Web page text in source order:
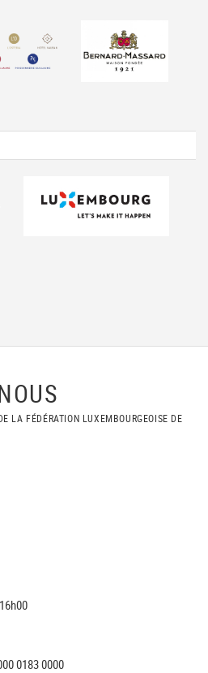
LA FÉDÉRATION LUXEMBOURGEOISE DE
0183 0000